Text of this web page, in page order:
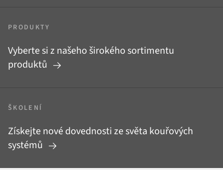
PRODUKTY
Vyberte si z našeho širokého sortimentu
produktů
ŠKOLENÍ
Získejte nové dovednosti ze světa kouřových
systémů